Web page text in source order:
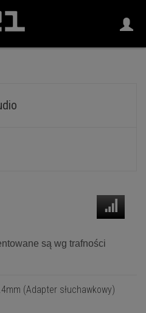
są wg trafności
(Adapter słuchawkowy)